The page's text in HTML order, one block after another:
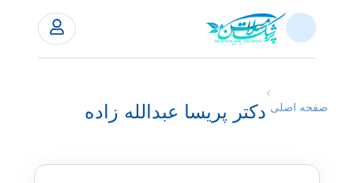
صفحه اصلی دکتر پریسا عبدالله زاده